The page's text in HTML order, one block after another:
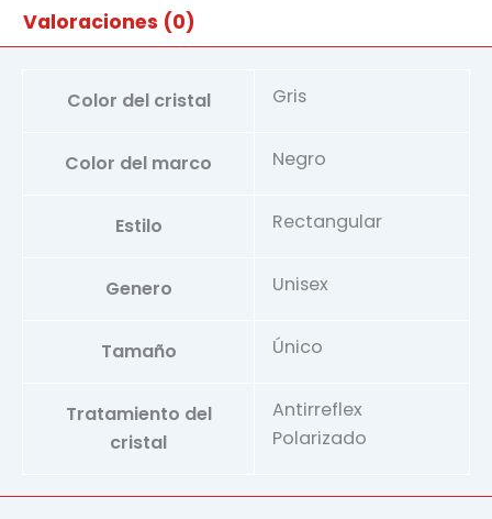
Valoraciones (0)
Color del cristal Gris
Color del marco Negro
Estilo Rectangular
Genero Unisex
Tamaño Único
Tratamiento del
cristal
Antirreflex
Polarizado